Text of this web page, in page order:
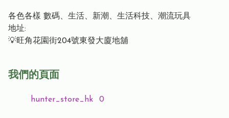
各色各樣 數碼、生活、新潮、生活科技、潮流玩具
地址:
💡旺角花園街204號東發大廈地舖
我們的頁面
hunter_store_hk 0